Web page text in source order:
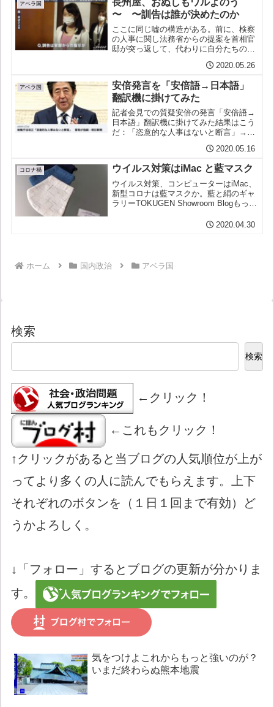
妻は大物ではない、影...
アベラ国
長州屋、おぬしもワルよのう
〜 〜訓告は誰が決めたのか
ここに同じ嘘の構造がある。前に、検察
の人事に関し法務省からの提案を首相官
邸が突っ返して、代わりに自分たちの考
た、ということを書いた。なのに、首相
は、検察の人事に自分たちが介入するの
は「ありえないこと」で、法...
2020.05.26
アベラ国
安倍発言を「安倍語→日本語」
翻訳機に掛けてみた
記者会見での質疑安倍の発言「安倍語→
日本語」翻訳機に掛けてみた結果はこう
だ：「恣意的な人事はないと断言」→
う、やりたい放題やらしてもらいます
よ。あたりまえじゃないですか。「黒川
氏人事、全く決めていない」...
2020.05.16
コロナ禍 ウイルス対策はiMac と藍マスク
ウイルス対策、コンピューターはiMac、
新型コロナは藍マスクか。藍と絹のギャ
ラリーTOKUGEN Showroom Blogもっと
ンロードしたばっかりに、ひどいめにあ
2020.04.30
ホーム 国内政治 アベラ国
検索
検索
←クリック！
←これもクリック！
↑クリックがあると当ブログの人気順位が上が
ってより多くの人に読んでもらえます。上下
それぞれのボタンを（１日１回まで有効）ど
うかよろしく。
↓「フォロー」するとブログの更新が分かりま
す。
気をつけよこれからもっと強いのが？
いまだ終わらぬ熊本地震